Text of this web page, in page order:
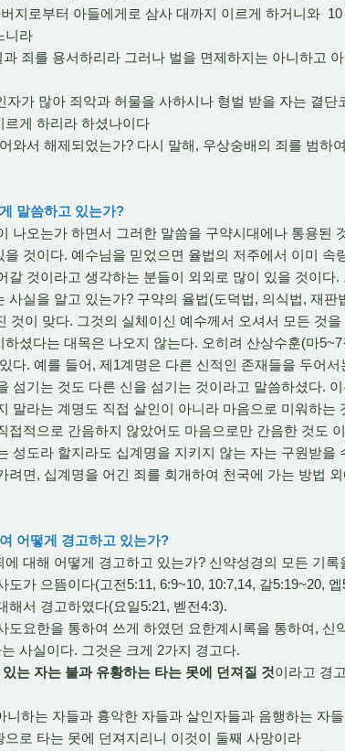
지로부터 아들에게로 삼사 대까지 이르게 하거니와
니라
죄를 용서하리라 그러나 벌을 면제하지는 아니하고
가 많아 죄악과 허물을 사하시나 형벌 받을 자는 결단
르게 하리라 하셨나이다
와서 해제되었는가? 다시 말해, 우상숭배의 죄를 범하
말씀하고 있는가?
나오는가 하면서 그러한 말씀을 구약시대에나 통용된
것이다. 예수님을 믿었으면 율법의 저주에서 이미 속
갈 것이라고 생각하는 분들이 외외로 많이 있을 것이다.
사실을 알고 있는가? 구약의 율법(도덕법, 의식법, 재판
것이 맞다. 그것의 실체이신 예수께서 오셔서 모든 것
셨다는 대목은 나오지 않는다. 오히려 산상수훈(마
다. 예를 들어, 제1계명은 다른 신적인 존재들을 두어
섬기는 것도 다른 신을 섬기는 것이라고 말씀하셨다.
말라는 계명도 직접 살인이 아니라 마음으로 미워하는
접적으로 간음하지 않았어도 마음으로만 간음한 것도
성도라 할지라도 십계명을 지키지 않는 자는 구원받을
려면, 십계명을 어긴 죄를 회개하여 천국에 가는 방법
어떻게 경고하고 있는가?
대해 어떻게 경고하고 있는가? 신약성경의 모든 기
가 으뜸이다(고전5:11, 6:9~10, 10:7,14, 갈5:19~20,
해서 경고하였다(요일5:21, 벧전4:3).
도요한을 통하여 쓰게 하였던 요한계시록을 통하여, 신
사실이다. 그것은 크게 2가지 경고다.
는 자는 불과 유황하는 타는 못에 던져질 것이라고 경
하는 자들과 흉악한 자들과 살인자들과 음행하는 자
로 타는 못에 던져지리니 이것이 둘째 사망이라